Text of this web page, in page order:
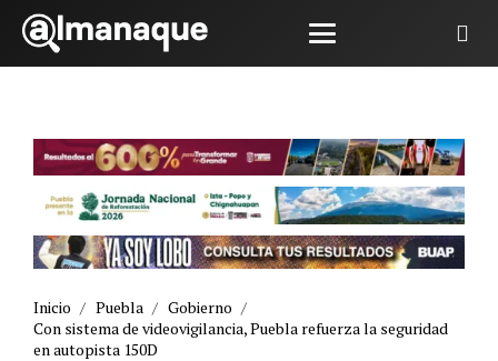
Inicio / Puebla / Gobierno /
Con sistema de videovigilancia, Puebla refuerza la seguridad
en autopista 150D